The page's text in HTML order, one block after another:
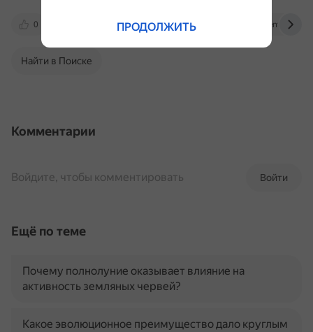
0 dzen.ru otvet.mail.ru elementy.ru
Найти в Поиске
Комментарии
Войти
Войдите, чтобы комментировать
Ещё по теме
Почему полнолуние оказывает влияние на
активность земляных червей?
Какое эволюционное преимущество дало круглым
ПРОДОЛЖИТЬ